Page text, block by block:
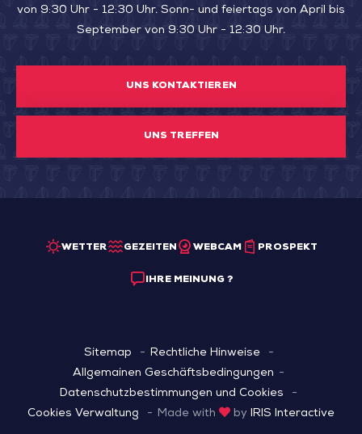
von 9:30 Uhr - 12:30 Uhr. Sonn- und feiertags von April bis
September von 9:30 Uhr - 12:30 Uhr.
UNS KONTAKTIEREN
UNS TREFFEN
WETTER GEZEITEN WEBCAM PROSPEKT
IHRE MEINUNG ?
Sitemap
Rechtliche Hinweise
Allgemainen Geschäftsbedingungen
Datenschutzbestimmungen und Cookies
Cookies Verwaltung
Made with by IRIS Interactive